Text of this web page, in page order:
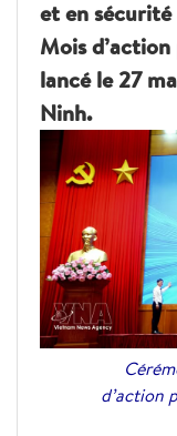
et en
Mois
lancé le 27
Ninh.
d’action